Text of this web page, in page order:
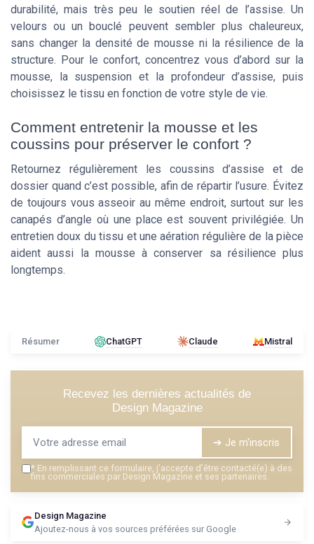
durabilité, mais très peu le soutien réel de l’assise. Un
velours ou un bouclé peuvent sembler plus chaleureux,
sans changer la densité de mousse ni la résilience de la
structure. Pour le confort, concentrez vous d’abord sur la
mousse, la suspension et la profondeur d’assise, puis
choisissez le tissu en fonction de votre style de vie.
Comment entretenir la mousse et les
coussins pour préserver le confort ?
Retournez régulièrement les coussins d’assise et de
dossier quand c’est possible, afin de répartir l’usure. Évitez
de toujours vous asseoir au même endroit, surtout sur les
canapés d’angle où une place est souvent privilégiée. Un
entretien doux du tissu et une aération régulière de la pièce
aident aussi la mousse à conserver sa résilience plus
longtemps.
Résumer ChatGPT Claude Mistral
Recevez les dernières actualités de
Design Magazine
➔ Je m'inscris
* En remplissant ce formulaire, j’accepte d’être contacté(e) à des
fins commerciales par Design Magazine et ses partenaires.
Design Magazine
Ajoutez-nous à vos sources préférées sur Google